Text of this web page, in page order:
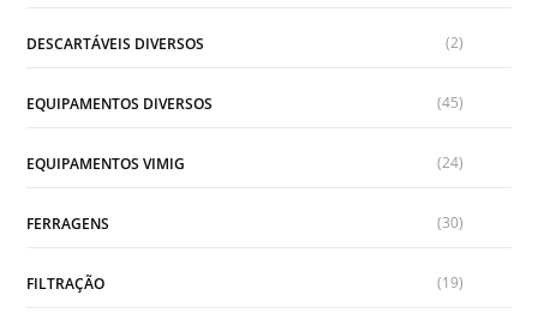
DESCARTÁVEIS DIVERSOS (2)
EQUIPAMENTOS DIVERSOS (45)
EQUIPAMENTOS VIMIG (24)
FERRAGENS (30)
FILTRAÇÃO (19)